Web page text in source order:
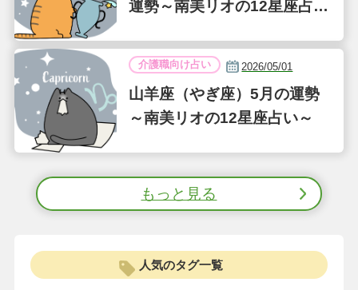
運勢～南美リオの12星座占い
介護職向け占い 2026/05/01
山羊座（やぎ座）5月の運勢
～南美リオの12星座占い～
もっと見る
人気のタグ一覧